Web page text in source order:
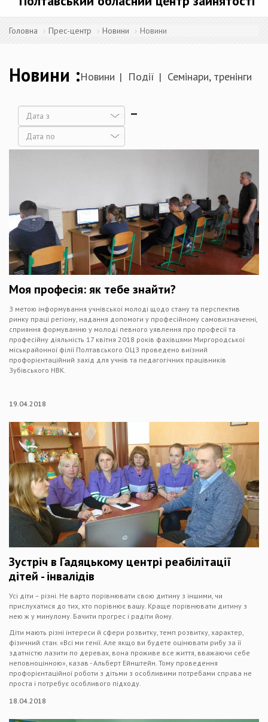
Головна Прес-центр Новини Новини
Новини Новини Події Семінари, тренінги
Дата
Дата
Моя професія: як тебе знайти?
З метою інформування учнівської молоді щодо стану та перспектив
ринку праці регіону, надання допомоги у професійному самовизначенні,
сприяння формуванню у молоді певного уявлення про професії та
професійну діяльність 17 квітня 2018 років фахівцями Миргородської
міськрайонної філії Полтавського ОЦЗ проведено виїзний
профорієнтаційний захід для учнів та педагогічних працівників
Зубівського НВК.
19.04.2018
Зустріч в Гадяцькому центрі реабілітації
дітей - інвалідів
Усі діти – різні. Не варто порівнювати свою дитину з іншими, чи
прислухатися до тих, хто порівнює вашу. Краще порівнювати дитину з
нею ж у минулому. Бачити прогрес і радіти йому.
Діти мають різні інтереси й сфери розвитку, темп розвитку, характер,
фізичний стан. «Всі ми генії. Але якщо ви будете оцінювати рибу за її
здатністю лазити по деревах, вона проживе все життя, вважаючи себе
неповноцінною», казав - Альберт Ейнштейн. Тому проведення
профорієнтаційної роботи з дітьми з особливими потребами справа не
проста і потребує особливого підходу.
18.04.2018